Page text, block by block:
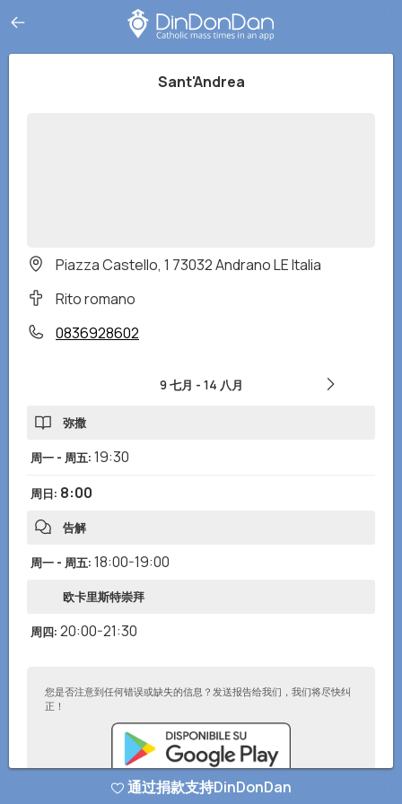
Sant'Andrea
Piazza Castello, 1 73032 Andrano LE Italia
Rito romano
0836928602
9 七月 - 14 八月
弥撒
周一 - 周五: 19:30
周日: 8:00
告解
周一 - 周五: 18:00-19:00
欧卡里斯特崇拜
周四: 20:00-21:30
您是否注意到任何错误或缺失的信息？发送报告给我们，我们将尽快纠
正！
通过捐款支持DinDonDan